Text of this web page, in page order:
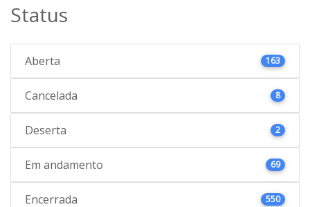
Status
Aberta 163
Cancelada 8
Deserta 2
Em andamento 69
Encerrada 550